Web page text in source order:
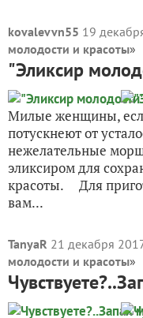
kovalevvn55 19
молодости и красоты»
"Эликсир
Милые женщины,
потускнеют от
нежелательные
эликсиром для
красоты. Для
вам...
TanyaR 21 декабря
молодости и красоты»